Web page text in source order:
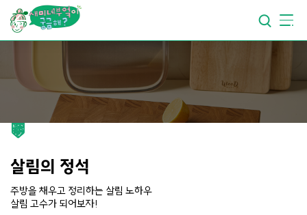
건강해지는 부엌
요리가쉬워지는부엌
살림의 정석
주방을 채우고 정리하는 살림 노하우
살림 고수가 되어보자!